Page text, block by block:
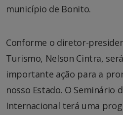
município de Bonito.
Conforme o diretor-
Turismo, Nelson Cintra,
importante ação para a
nosso Estado. O Seminário
Internacional terá uma